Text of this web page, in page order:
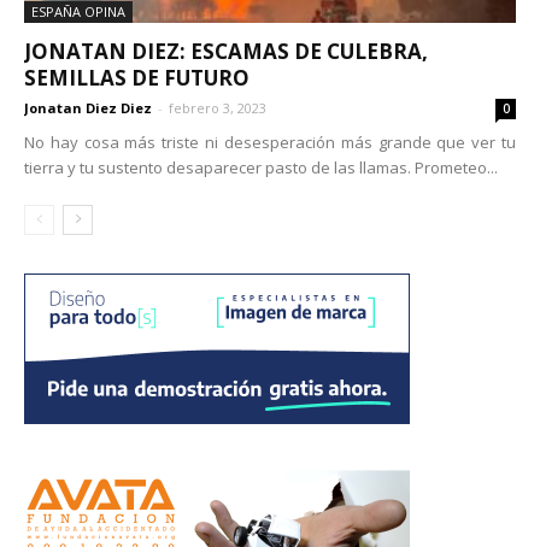
ESPAÑA OPINA
JONATAN DIEZ: ESCAMAS DE CULEBRA,
SEMILLAS DE FUTURO
Jonatan Diez Diez - febrero 3, 2023 0
No hay cosa más triste ni desesperación más grande que ver tu
tierra y tu sustento desaparecer pasto de las llamas. Prometeo...